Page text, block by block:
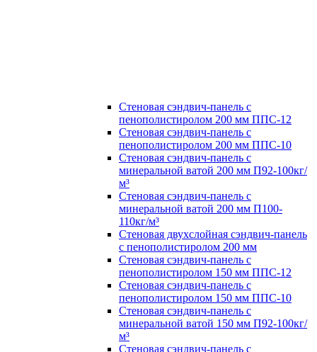
Стеновая сэндвич-панель с
пенополистиролом 200 мм ППС-12
Стеновая сэндвич-панель с
пенополистиролом 200 мм ППС-10
Стеновая сэндвич-панель с
минеральной ватой 200 мм П92-100кг/
м³
Стеновая сэндвич-панель с
минеральной ватой 200 мм П100-
110кг/м³
Стеновая двухслойная сэндвич-панель
с пенополистиролом 200 мм
Стеновая сэндвич-панель с
пенополистиролом 150 мм ППС-12
Стеновая сэндвич-панель с
пенополистиролом 150 мм ППС-10
Стеновая сэндвич-панель с
минеральной ватой 150 мм П92-100кг/
м³
Стеновая сэндвич-панель с